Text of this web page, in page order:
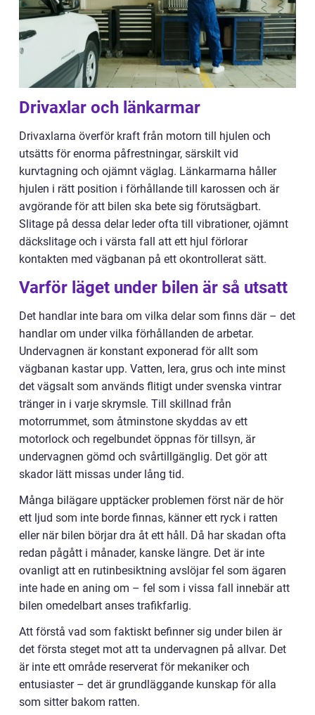
Drivaxlar och länkarmar
Drivaxlarna överför kraft från motorn till hjulen och
utsätts för enorma påfrestningar, särskilt vid
kurvtagning och ojämnt väglag. Länkarmarna håller
hjulen i rätt position i förhållande till karossen och är
avgörande för att bilen ska bete sig förutsägbart.
Slitage på dessa delar leder ofta till vibrationer, ojämnt
däckslitage och i värsta fall att ett hjul förlorar
kontakten med vägbanan på ett okontrollerat sätt.
Varför läget under bilen är så utsatt
Det handlar inte bara om vilka delar som finns där – det
handlar om under vilka förhållanden de arbetar.
Undervagnen är konstant exponerad för allt som
vägbanan kastar upp. Vatten, lera, grus och inte minst
det vägsalt som används flitigt under svenska vintrar
tränger in i varje skrymsle. Till skillnad från
motorrummet, som åtminstone skyddas av ett
motorlock och regelbundet öppnas för tillsyn, är
undervagnen gömd och svårtillgänglig. Det gör att
skador lätt missas under lång tid.
Många bilägare upptäcker problemen först när de hör
ett ljud som inte borde finnas, känner ett ryck i ratten
eller när bilen börjar dra åt ett håll. Då har skadan ofta
redan pågått i månader, kanske längre. Det är inte
ovanligt att en rutinbesiktning avslöjar fel som ägaren
inte hade en aning om – fel som i vissa fall innebär att
bilen omedelbart anses trafikfarlig.
Att förstå vad som faktiskt befinner sig under bilen är
det första steget mot att ta undervagnen på allvar. Det
är inte ett område reserverat för mekaniker och
entusiaster – det är grundläggande kunskap för alla
som sitter bakom ratten.